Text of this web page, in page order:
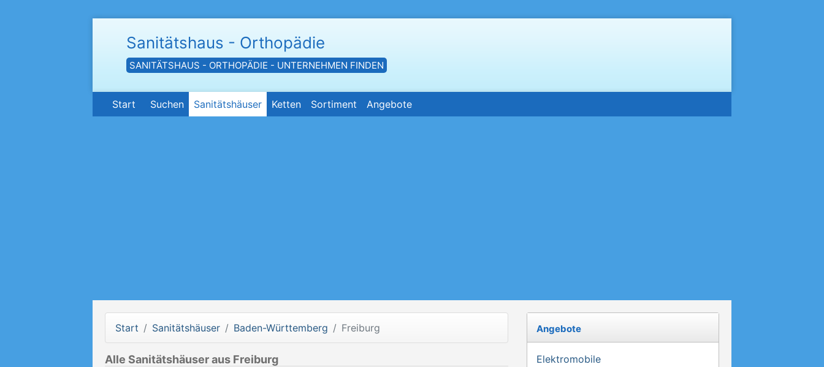
Sanitätshaus - Orthopädie
SANITÄTSHAUS - ORTHOPÄDIE - UNTERNEHMEN FINDEN
Start Suchen Sanitätshäuser Ketten Sortiment Angebote
Start Sanitätshäuser Baden-Württemberg Freiburg
Alle Sanitätshäuser aus Freiburg
Angebote
Elektromobile